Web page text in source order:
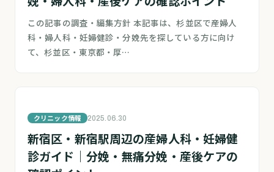
この記事の調査・編集方針 本記事は、杉並区で産婦人
科・婦人科・妊婦健診・分娩先を探している方に向け
て、杉並区・東京都・厚…
クリニック情報 2025.06.30
新宿区・新宿駅周辺の産婦人科・妊婦健
診ガイド｜分娩・無痛分娩・産後ケアの